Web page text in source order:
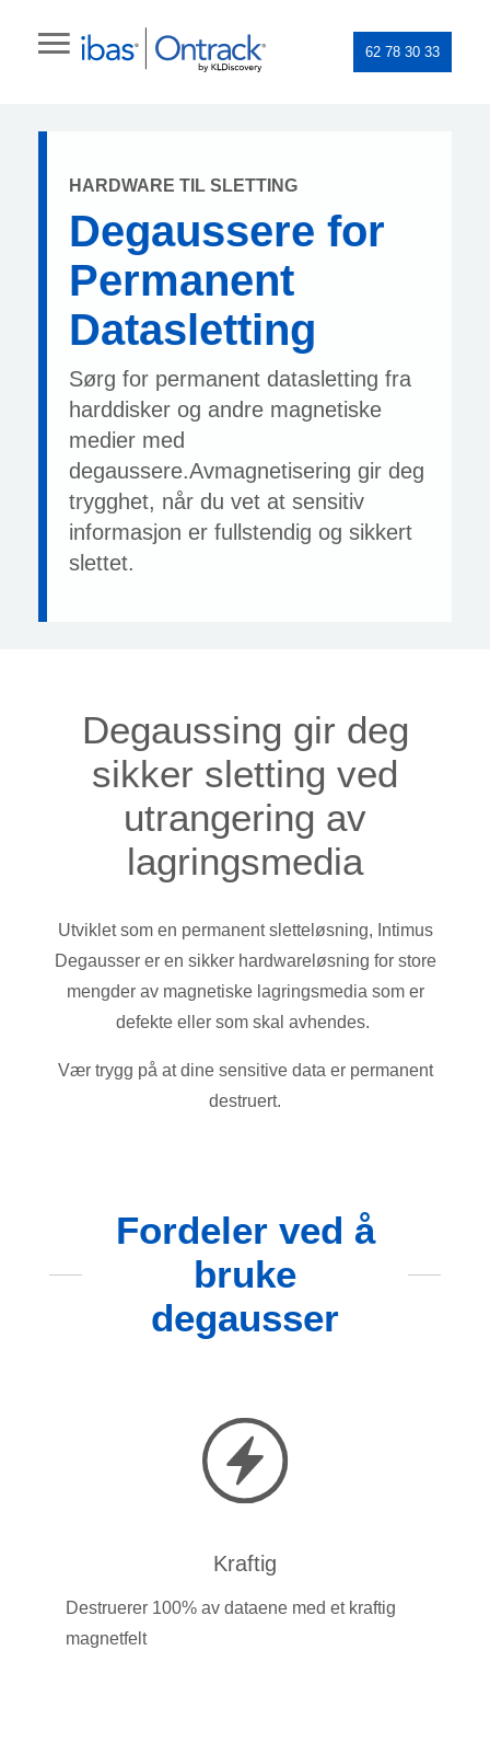
62 78 30 33
HARDWARE TIL SLETTING
Degaussere for
Permanent
Datasletting
Sørg for permanent datasletting fra
harddisker og andre magnetiske
medier med
degaussere.Avmagnetisering gir deg
trygghet, når du vet at sensitiv
informasjon er fullstendig og sikkert
slettet.
Degaussing gir deg
sikker sletting ved
utrangering av
lagringsmedia
Utviklet som en permanent sletteløsning, Intimus
Degausser er en sikker hardwareløsning for store
mengder av magnetiske lagringsmedia som er
defekte eller som skal avhendes.
Vær trygg på at dine sensitive data er permanent
destruert.
Fordeler ved å
bruke
degausser
Kraftig
Destruerer 100% av dataene med et kraftig
magnetfelt